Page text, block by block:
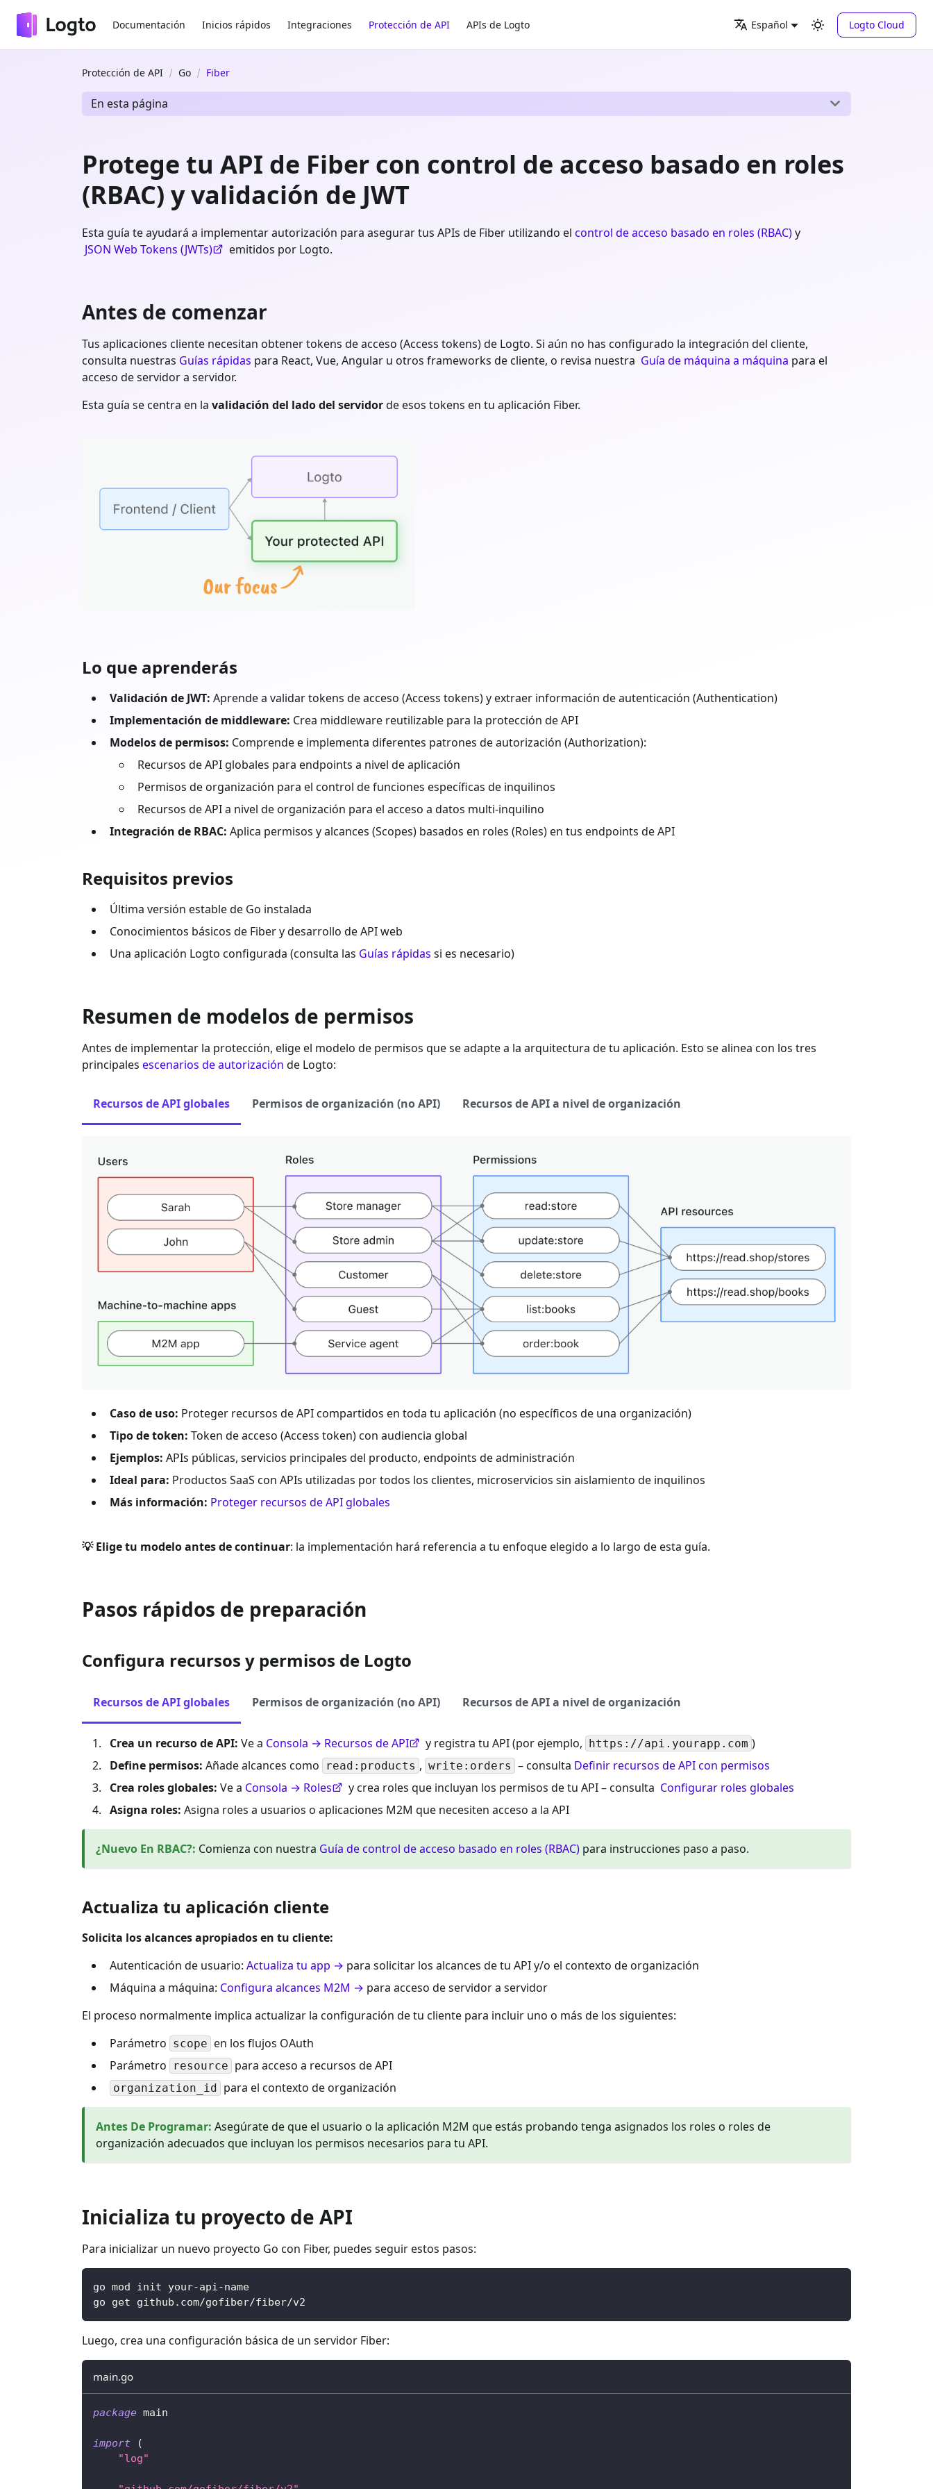
Documentación Inicios rápidos Integraciones Protección de API APIs de Logto Español Logto Cloud
Protección de API Go Fiber
En esta página
Protege tu API de Fiber con control de acceso basado en roles
(RBAC) y validación de JWT
Esta guía te ayudará a implementar autorización para asegurar tus APIs de Fiber utilizando el control de acceso basado en roles (RBAC)y
JSON Web Tokens (JWTs)
emitidos por Logto.
Antes de comenzar
Tus aplicaciones cliente necesitan obtener tokens de acceso (Access tokens) de Logto. Si aún no has configurado la integración del cliente,
consulta nuestras Guías rápidas para React, Vue, Angular u otros frameworks de cliente, o revisa nuestra Guía de máquina a máquina para el
acceso de servidor a servidor.
Esta guía se centra en la validación del lado del servidorde esos tokens en tu aplicación Fiber.
Lo que aprenderás
Validación de JWT: Aprende a validar tokens de acceso (Access tokens) y extraer información de autenticación (Authentication)
Implementación de middleware: Crea middleware reutilizable para la protección de API
Modelos de permisos: Comprende e implementa diferentes patrones de autorización (Authorization):
Recursos de API globales para endpoints a nivel de aplicación
Permisos de organización para el control de funciones específicas de inquilinos
Recursos de API a nivel de organización para el acceso a datos multi-inquilino
Integración de RBAC: Aplica permisos y alcances (Scopes) basados en roles (Roles) en tus endpoints de API
Requisitos previos
Última versión estable de Go instalada
Conocimientos básicos de Fibery desarrollo de API web
Una aplicación Logto configurada (consulta las Guías rápidas si es necesario)
Resumen de modelos de permisos
Antes de implementar la protección, elige el modelo de permisos que se adapte a la arquitectura de tu aplicación. Esto se alinea con los tres
principales escenarios de autorización de Logto:
Recursos de API globales Permisos de organización (no API) Recursos de API a nivel de organización
Caso de uso: Proteger recursos de API compartidos en toda tu aplicación (no específicos de una organización)
Tipo de token: Token de acceso (Access token) con audiencia global
Ejemplos: APIs públicas, servicios principales del producto, endpoints de administración
Ideal para: Productos SaaS con APIs utilizadas por todos los clientes, microservicios sin aislamiento de inquilinos
Más información: Proteger recursos de API globales
💡 Elige tu modelo antes de continuar: la implementación hará referencia a tu enfoque elegido a lo largo de esta guía.
Pasos rápidos de preparación
Configura recursos y permisos de Logto
Recursos de API globales Permisos de organización (no API) Recursos de API a nivel de organización
Crea un recurso de API: Ve a Consola → Recursos de API y registra tu API (por ejemplo, https://api.yourapp.com )
Define permisos: Añade alcances como read:products , write:orders – consulta Definir recursos de API con permisos
Crea roles globales: Ve a Consola → Roles y crea roles que incluyan los permisos de tu API – consulta Configurar roles globales
Asigna roles: Asigna roles a usuarios o aplicaciones M2M que necesiten acceso a la API
¿Nuevo En RBAC?: Comienza con nuestra Guía de control de acceso basado en roles (RBAC) para instrucciones paso a paso.
Actualiza tu aplicación cliente
Solicita los alcances apropiados en tu cliente:
Autenticación de usuario: Actualiza tu app → para solicitar los alcances de tu API y/o el contexto de organización
Máquina a máquina: Configura alcances M2M → para acceso de servidor a servidor
El proceso normalmente implica actualizar la configuración de tu cliente para incluir uno o más de los siguientes:
Parámetro scope en los flujos OAuth
Parámetro
resource para acceso a recursos de API
organization_id para el contexto de organización
Antes De Programar: Asegúrate de que el usuario o la aplicación M2M que estás probando tenga asignados los roles o roles de
organización adecuados que incluyan los permisos necesarios para tu API.
Inicializa tu proyecto de API
Para inicializar un nuevo proyecto Go con Fiber, puedes seguir estos pasos:
go mod init your-api-name
go get github.com/gofiber/fiber/v2
Luego, crea una configuración básica de un servidor Fiber:
main.go
package main
import
(
"log"